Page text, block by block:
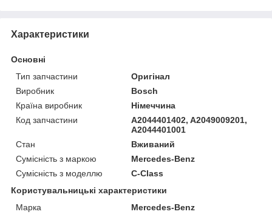
Характеристики
Основні
Тип запчастини
Оригінал
Виробник
Bosch
Країна виробник
Німеччина
Код запчастини
A2044401402, A2049009201,
A2044401001
Стан
Вживаний
Сумісність з маркою
Mercedes-Benz
Сумісність з моделлю
C-Class
Користувальницькі характеристики
Марка
Mercedes-Benz